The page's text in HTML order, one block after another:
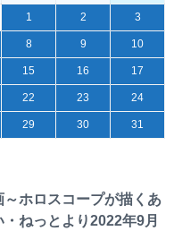
1
2 3
8 9 10
15 16 17
22 23 24
29 30
31
ホロスコープが描くあ
ねっとより2022年9月